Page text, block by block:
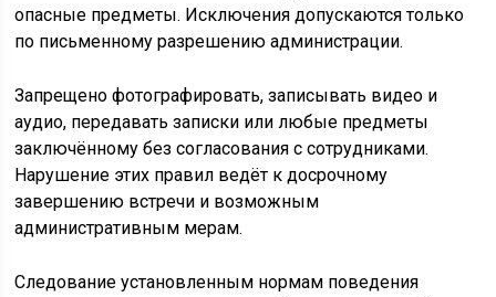
опасные предметы. Исключения допускаются только
по письменному разрешению администрации.
Запрещено фотографировать, записывать видео и
аудио, передавать записки или любые предметы
заключённому без согласования с сотрудниками.
Нарушение этих правил ведёт к досрочному
завершению встречи и возможным
административным мерам.
Следование установленным нормам поведения